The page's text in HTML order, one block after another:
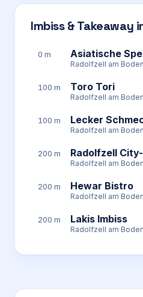
Imbiss & Takeaway
0 m Asiatische
Radolfzell am
100 m Toro Tori
Radolfzell am
100 m Lecker
Radolfzell am
200 m Radolfzell
Radolfzell am
200 m Hewar Bistro
Radolfzell am
200 m Lakis Imbiss
Radolfzell am